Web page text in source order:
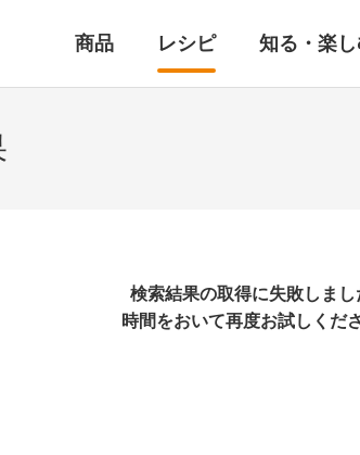
商品 レシピ 知る・楽
検索結果の取得に失敗しまし
時間をおいて再度お試しくださ